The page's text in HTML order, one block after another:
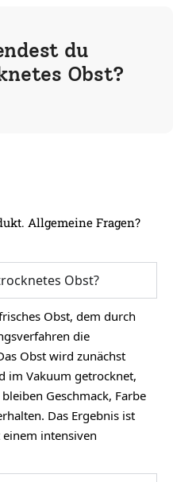
du
Obst?
Allgemeine Fragen?
Obst?
Obst, dem durch
die
Obst wird zunächst
im Vakuum getrocknet,
Geschmack, Farbe
Das Ergebnis ist
intensiven